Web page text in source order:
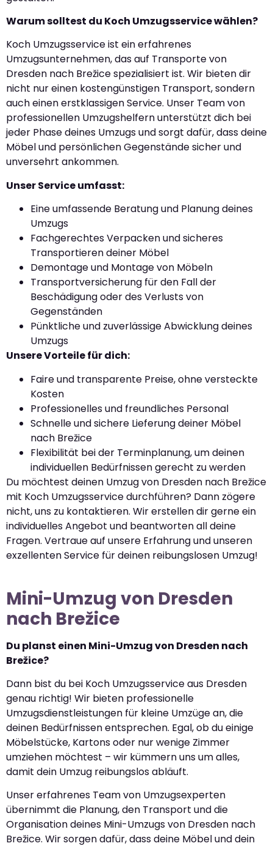
Warum solltest du Koch Umzugsservice wählen?
Koch Umzugsservice ist ein erfahrenes
Umzugsunternehmen, das auf Transporte von
Dresden nach Brežice spezialisiert ist. Wir bieten dir
nicht nur einen kostengünstigen Transport, sondern
auch einen erstklassigen Service. Unser Team von
professionellen Umzugshelfern unterstützt dich bei
jeder Phase deines Umzugs und sorgt dafür, dass deine
Möbel und persönlichen Gegenstände sicher und
unversehrt ankommen.
Unser Service umfasst:
Eine umfassende Beratung und Planung deines
Umzugs
Fachgerechtes Verpacken und sicheres
Transportieren deiner Möbel
Demontage und Montage von Möbeln
Transportversicherung für den Fall der
Beschädigung oder des Verlusts von
Gegenständen
Pünktliche und zuverlässige Abwicklung deines
Umzugs
Unsere Vorteile für dich:
Faire und transparente Preise, ohne versteckte
Kosten
Professionelles und freundliches Personal
Schnelle und sichere Lieferung deiner Möbel
nach Brežice
Flexibilität bei der Terminplanung, um deinen
individuellen Bedürfnissen gerecht zu werden
Du möchtest deinen Umzug von Dresden nach Brežice
mit Koch Umzugsservice durchführen? Dann zögere
nicht, uns zu kontaktieren. Wir erstellen dir gerne ein
individuelles Angebot und beantworten all deine
Fragen. Vertraue auf unsere Erfahrung und unseren
exzellenten Service für deinen reibungslosen Umzug!
Mini-Umzug von Dresden
nach Brežice
Du planst einen Mini-Umzug von Dresden nach
Brežice?
Dann bist du bei Koch Umzugsservice aus Dresden
genau richtig! Wir bieten professionelle
Umzugsdienstleistungen für kleine Umzüge an, die
deinen Bedürfnissen entsprechen. Egal, ob du einige
Möbelstücke, Kartons oder nur wenige Zimmer
umziehen möchtest – wir kümmern uns um alles,
damit dein Umzug reibungslos abläuft.
Unser erfahrenes Team von Umzugsexperten
übernimmt die Planung, den Transport und die
Organisation deines Mini-Umzugs von Dresden nach
Brežice. Wir sorgen dafür, dass deine Möbel und dein